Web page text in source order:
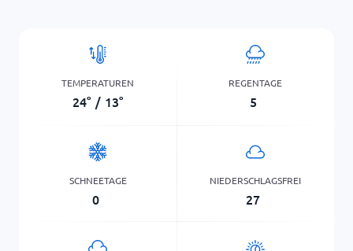
TEMPERATUREN
24° / 13°
REGENTAGE
5
SCHNEETAGE
0
NIEDERSCHLAGSFREI
27